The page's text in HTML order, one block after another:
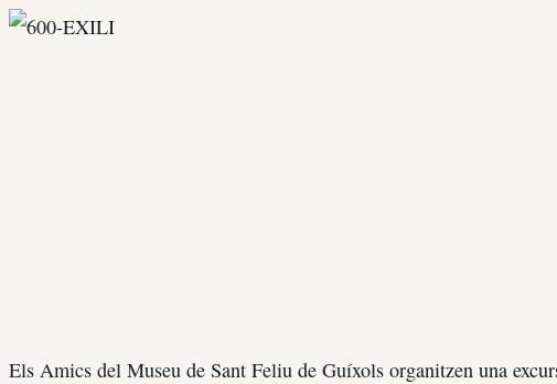
Els Amics del Museu de Sant Feliu de Guíxols organitzen una